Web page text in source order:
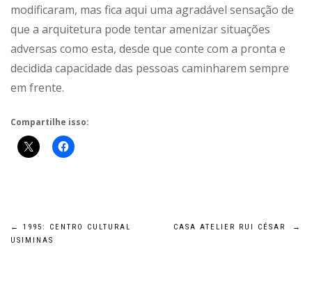
modificaram, mas fica aqui uma agradável sensação de
que a arquitetura pode tentar amenizar situações
adversas como esta, desde que conte com a pronta e
decidida capacidade das pessoas caminharem sempre
em frente.
Compartilhe isso:
Navegação
←
1995: CENTRO CULTURAL
USIMINAS
CASA ATELIER RUI CÉSAR →